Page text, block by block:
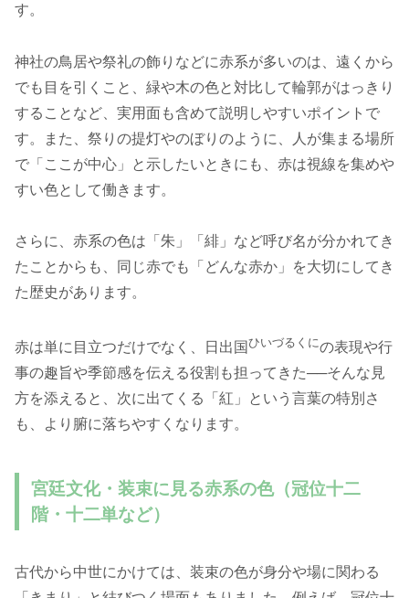
す。
神社の鳥居や祭礼の飾りなどに赤系が多いのは、遠くから
でも目を引くこと、緑や木の色と対比して輪郭がはっきり
することなど、実用面も含めて説明しやすいポイントで
す。また、祭りの提灯やのぼりのように、人が集まる場所
で「ここが中心」と示したいときにも、赤は視線を集めや
すい色として働きます。
さらに、赤系の色は「朱」「緋」など呼び名が分かれてき
たことからも、同じ赤でも「どんな赤か」を大切にしてき
た歴史があります。
赤は単に目立つだけでなく、日出国 ひいづるくにの表現や行
事の趣旨や季節感を伝える役割も担ってきた──そんな見
方を添えると、次に出てくる「紅」という言葉の特別さ
も、より腑に落ちやすくなります。
宮廷文化・装束に見る赤系の色（冠位十二
階・十二単など）
古代から中世にかけては、装束の色が身分や場に関わる